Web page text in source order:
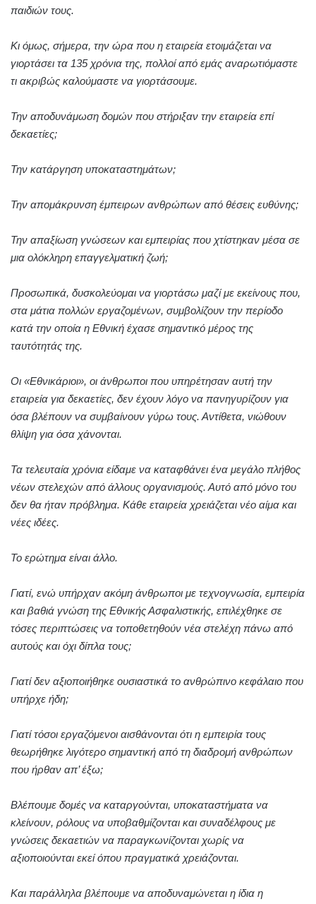
παιδιών τους.
Κι όμως, σήμερα, την ώρα που η εταιρεία ετοιμάζεται να
γιορτάσει τα 135 χρόνια της, πολλοί από εμάς αναρωτιόμαστε
τι ακριβώς καλούμαστε να γιορτάσουμε.
Την αποδυνάμωση δομών που στήριξαν την εταιρεία επί
δεκαετίες;
Την κατάργηση υποκαταστημάτων;
Την απομάκρυνση έμπειρων ανθρώπων από θέσεις ευθύνης;
Την απαξίωση γνώσεων και εμπειρίας που χτίστηκαν μέσα σε
μια ολόκληρη επαγγελματική ζωή;
Προσωπικά, δυσκολεύομαι να γιορτάσω μαζί με εκείνους που,
στα μάτια πολλών εργαζομένων, συμβολίζουν την περίοδο
κατά την οποία η Εθνική έχασε σημαντικό μέρος της
ταυτότητάς της.
Οι «Εθνικάριοι», οι άνθρωποι που υπηρέτησαν αυτή την
εταιρεία για δεκαετίες, δεν έχουν λόγο να πανηγυρίζουν για
όσα βλέπουν να συμβαίνουν γύρω τους. Αντίθετα, νιώθουν
θλίψη για όσα χάνονται.
Τα τελευταία χρόνια είδαμε να καταφθάνει ένα μεγάλο πλήθος
νέων στελεχών από άλλους οργανισμούς. Αυτό από μόνο του
δεν θα ήταν πρόβλημα. Κάθε εταιρεία χρειάζεται νέο αίμα και
νέες ιδέες.
Το ερώτημα είναι άλλο.
Γιατί, ενώ υπήρχαν ακόμη άνθρωποι με τεχνογνωσία, εμπειρία
και βαθιά γνώση της Εθνικής Ασφαλιστικής, επιλέχθηκε σε
τόσες περιπτώσεις να τοποθετηθούν νέα στελέχη πάνω από
αυτούς και όχι δίπλα τους;
Γιατί δεν αξιοποιήθηκε ουσιαστικά το ανθρώπινο κεφάλαιο που
υπήρχε ήδη;
Γιατί τόσοι εργαζόμενοι αισθάνονται ότι η εμπειρία τους
θεωρήθηκε λιγότερο σημαντική από τη διαδρομή ανθρώπων
που ήρθαν απ’ έξω;
Βλέπουμε δομές να καταργούνται, υποκαταστήματα να
κλείνουν, ρόλους να υποβαθμίζονται και συναδέλφους με
γνώσεις δεκαετιών να παραγκωνίζονται χωρίς να
αξιοποιούνται εκεί όπου πραγματικά χρειάζονται.
Και παράλληλα βλέπουμε να αποδυναμώνεται η ίδια η